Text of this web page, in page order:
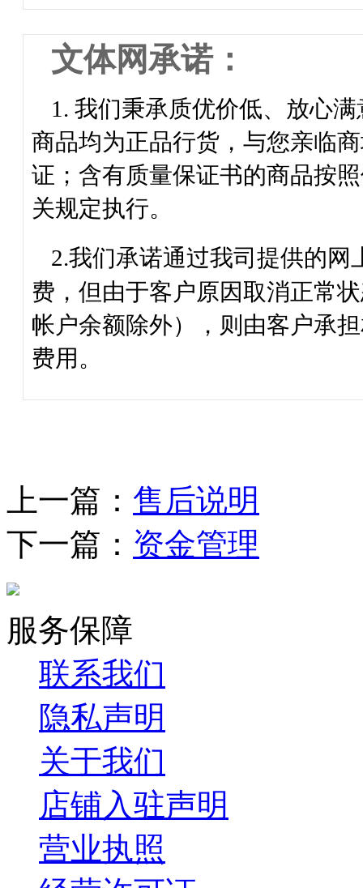
文体网承诺：
1. 我们秉承质优价低、放心
商品均为正品行货，与您亲临
证；含有质量保证书的商品按
关规定执行。
2.我们承诺通过我司提供的网
费，但由于客户原因取消正常
帐户余额除外），则由客户承
费用。
上一篇： 售后说明
下一篇： 资金管理
服务保障
联系我们
隐私声明
关于我们
店铺入驻声明
营业执照